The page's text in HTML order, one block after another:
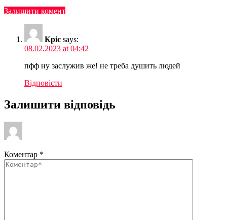
Залишити комент
Кріс says:
08.02.2023 at 04:42
пфф ну заслужив же! не треба душить людей
Відповіcти
Залишити відповідь
Коментар *